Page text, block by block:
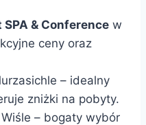
& Conference w
ceny oraz
– idealny
zniżki na pobyty.
– bogaty wybór